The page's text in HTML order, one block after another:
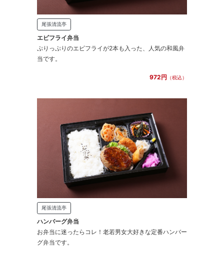
尾張清流亭
エビフライ弁当
ぷりっぷりのエビフライが2本も入った、人気の和風弁
当です。
972円 （税込）
尾張清流亭
ハンバーグ弁当
お弁当に迷ったらコレ！老若男女大好きな定番ハンバー
グ弁当です。